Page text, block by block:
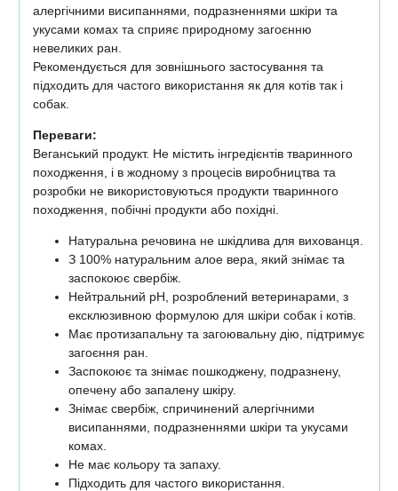
алергічними висипаннями, подразненнями шкіри та
укусами комах та сприяє природному загоєнню
невеликих ран.
Рекомендується для зовнішнього застосування та
підходить для частого використання як для котів так і
собак.
Переваги:
Веганський продукт. Не містить інгредієнтів тваринного
походження, і в жодному з процесів виробництва та
розробки не використовуються продукти тваринного
походження, побічні продукти або похідні.
Натуральна речовина не шкідлива для вихованця.
З 100% натуральним алое вера, який знімає та
заспокоює свербіж.
Нейтральний pH, розроблений ветеринарами, з
ексклюзивною формулою для шкіри собак і котів.
Має протизапальну та загоювальну дію, підтримує
загоєння ран.
Заспокоює та знімає пошкоджену, подразнену,
опечену або запалену шкіру.
Знімає свербіж, спричинений алергічними
висипаннями, подразненнями шкіри та укусами
комах.
Не має кольору та запаху.
Підходить для частого використання.